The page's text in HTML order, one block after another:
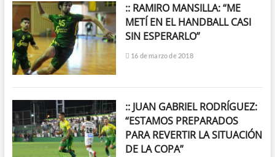
:: RAMIRO MANSILLA: “ME
METÍ EN EL HANDBALL CASI
SIN ESPERARLO”
16 de marzo de 2018
:: JUAN GABRIEL RODRÍGUEZ:
“ESTAMOS PREPARADOS
PARA REVERTIR LA SITUACIÓN
DE LA COPA”